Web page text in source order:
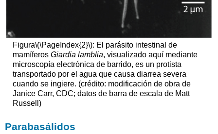
Figura\(\PageIndex{2}\): El parásito intestinal de
mamíferos Giardia lamblia, visualizado aquí mediante
microscopía electrónica de barrido, es un protista
transportado por el agua que causa diarrea severa
cuando se ingiere. (crédito: modificación de obra de
Janice Carr, CDC; datos de barra de escala de Matt
Russell)
Parabasálidos